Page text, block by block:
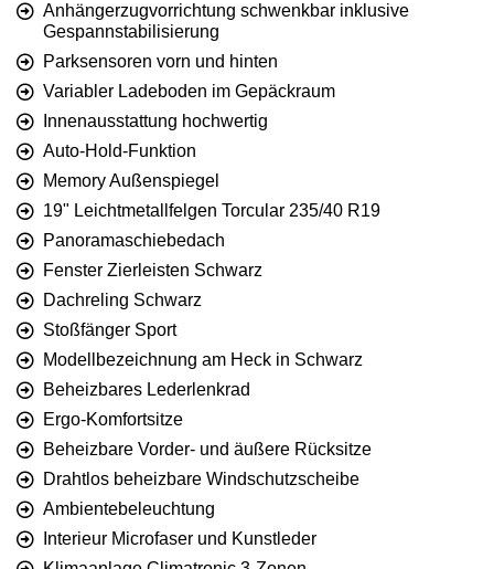
Anhängerzugvorrichtung schwenkbar inklusive
Gespannstabilisierung
Parksensoren vorn und hinten
Variabler Ladeboden im Gepäckraum
Innenausstattung hochwertig
Auto-Hold-Funktion
Memory Außenspiegel
19" Leichtmetallfelgen Torcular 235/40 R19
Panoramaschiebedach
Fenster Zierleisten Schwarz
Dachreling Schwarz
Stoßfänger Sport
Modellbezeichnung am Heck in Schwarz
Beheizbares Lederlenkrad
Ergo-Komfortsitze
Beheizbare Vorder- und äußere Rücksitze
Drahtlos beheizbare Windschutzscheibe
Ambientebeleuchtung
Interieur Microfaser und Kunstleder